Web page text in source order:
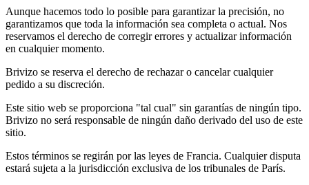
Aunque hacemos todo lo posible para garantizar la precisión, no
garantizamos que toda la información sea completa o actual. Nos
reservamos el derecho de corregir errores y actualizar información
en cualquier momento.
Brivizo se reserva el derecho de rechazar o cancelar cualquier
pedido a su discreción.
Este sitio web se proporciona "tal cual" sin garantías de ningún tipo.
Brivizo no será responsable de ningún daño derivado del uso de este
sitio.
Estos términos se regirán por las leyes de Francia. Cualquier disputa
estará sujeta a la jurisdicción exclusiva de los tribunales de París.